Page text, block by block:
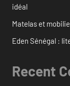
idéal
Matelas et
Eden Sénégal :
Recent